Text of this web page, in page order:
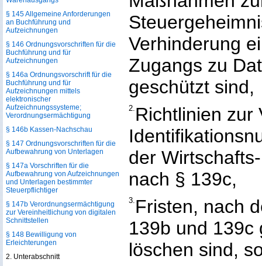
Verhinderung
Zugangs zu
geschützt sind,
2. Richtlinien zur
der
nach § 139c,
3. Fristen, nach
139b und 139c
löschen sind,
§ 145 Allgemeine Anforderungen
an Buchführung und
Aufzeichnungen
§ 146 Ordnungsvorschriften für die
Buchführung und für
Aufzeichnungen
§ 146a Ordnungsvorschrift für die
Buchführung und für
Aufzeichnungen mittels
elektronischer
Aufzeichnungssysteme;
Verordnungsermächtigung
§ 146b Kassen-Nachschau
§ 147 Ordnungsvorschriften für die
Aufbewahrung von Unterlagen
§ 147a Vorschriften für die
Aufbewahrung von Aufzeichnungen
und Unterlagen bestimmter
Steuerpflichtiger
§ 147b Verordnungsermächtigung
zur Vereinheitlichung von digitalen
Schnittstellen
§ 148 Bewilligung von
Erleichterungen
2. Unterabschnitt